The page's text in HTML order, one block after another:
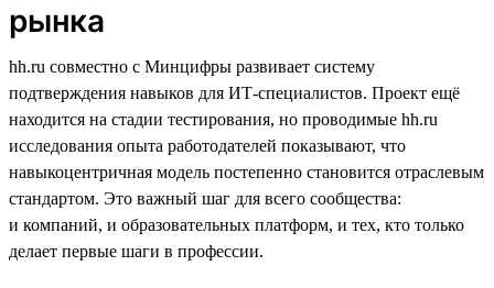
рынка
hh.ru совместно с Минцифры развивает систему
подтверждения навыков для ИТ-специалистов. Проект ещё
находится на стадии тестирования, но проводимые hh.ru
исследования опыта работодателей показывают, что
навыкоцентричная модель постепенно становится отраслевым
стандартом. Это важный шаг для всего сообщества:
и компаний, и образовательных платформ, и тех, кто только
делает первые шаги в профессии.